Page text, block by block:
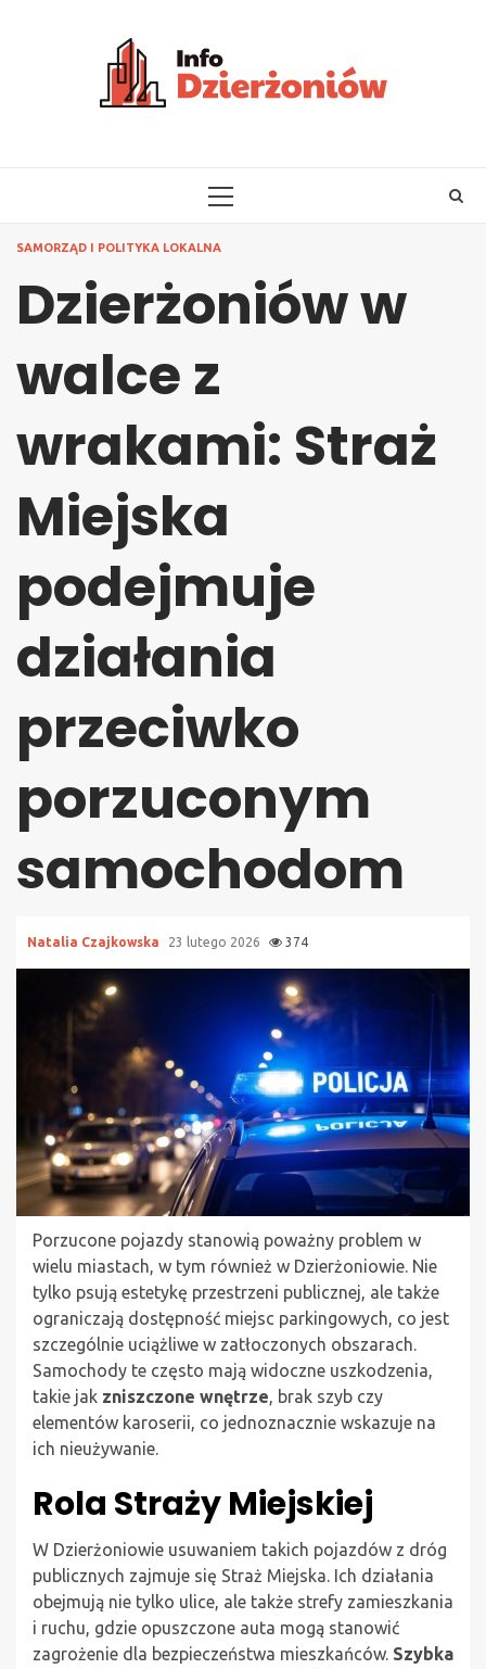
PRIMARY
SAMORZĄD I POLITYKA LOKALNA
Dzierżoniów w
walce z
wrakami: Straż
Miejska
podejmuje
działania
przeciwko
porzuconym
samochodom
Natalia Czajkowska 23 lutego 2026 374
Porzucone pojazdy stanowią poważny problem w
wielu miastach, w tym również w Dzierżoniowie. Nie
tylko psują estetykę przestrzeni publicznej, ale także
ograniczają dostępność miejsc parkingowych, co jest
szczególnie uciążliwe w zatłoczonych obszarach.
Samochody te często mają widoczne uszkodzenia,
takie jak zniszczone wnętrze, brak szyb czy
elementów karoserii, co jednoznacznie wskazuje na
ich nieużywanie.
Rola Straży Miejskiej
W Dzierżoniowie usuwaniem takich pojazdów z dróg
publicznych zajmuje się Straż Miejska. Ich działania
obejmują nie tylko ulice, ale także strefy zamieszkania
i ruchu, gdzie opuszczone auta mogą stanowić
zagrożenie dla bezpieczeństwa mieszkańców. Szybka